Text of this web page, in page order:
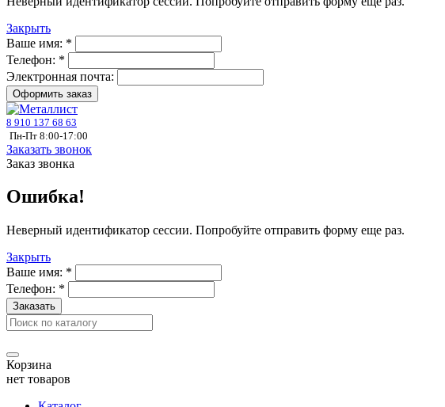
Закрыть
Ваше имя: *
Телефон: *
Электронная почта:
Оформить заказ
8 910 137 68 63
Пн-Пт 8:00-17:00
Заказать звонок
Заказ звонка
Ошибка!
Неверный идентификатор сессии. Попробуйте отправить форму еще раз.
Закрыть
Ваше имя: *
Телефон: *
Заказать
Корзина
нет товаров